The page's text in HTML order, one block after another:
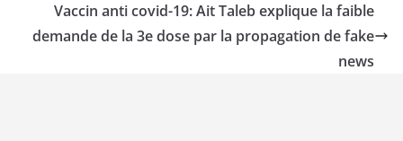
Vaccin anti covid-19: Ait Taleb explique la faible
demande de la 3e dose par la propagation de fake
news